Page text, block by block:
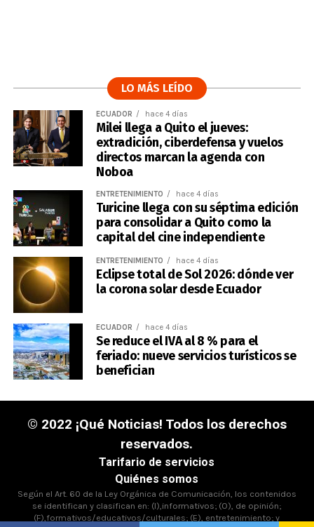
LO MÁS LEÍDO
ECUADOR hace 4 días
Milei llega a Quito el jueves:
extradición, ciberdefensa y vuelos
directos marcan la agenda con
Noboa
ENTRETENIMIENTO hace 4 días
Turicine llega con su séptima edición
para consolidar a Quito como la
capital del cine independiente
ENTRETENIMIENTO hace 4 días
Eclipse total de Sol 2026: dónde ver
la corona solar desde Ecuador
ECUADOR hace 4 días
Se reduce el IVA al 8 % para el
feriado: nueve servicios turísticos se
benefician
© 2022 ¡Qué Noticias! Todos los derechos
reservados.
Tarifario de servicios
Quiénes somos
Según el Art. 60 de la Ley Orgánica de Comunicación, los contenidos
se identifican y clasifican en: (I),informativos; (O), de opinión;
(F),formativos/educativos/culturales; (E), entretenimiento; y